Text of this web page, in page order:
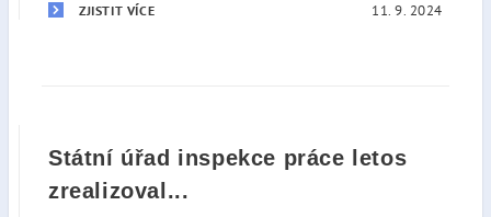
ZJISTIT VÍCE 11. 9. 2024
Státní úřad inspekce práce letos
zrealizoval...